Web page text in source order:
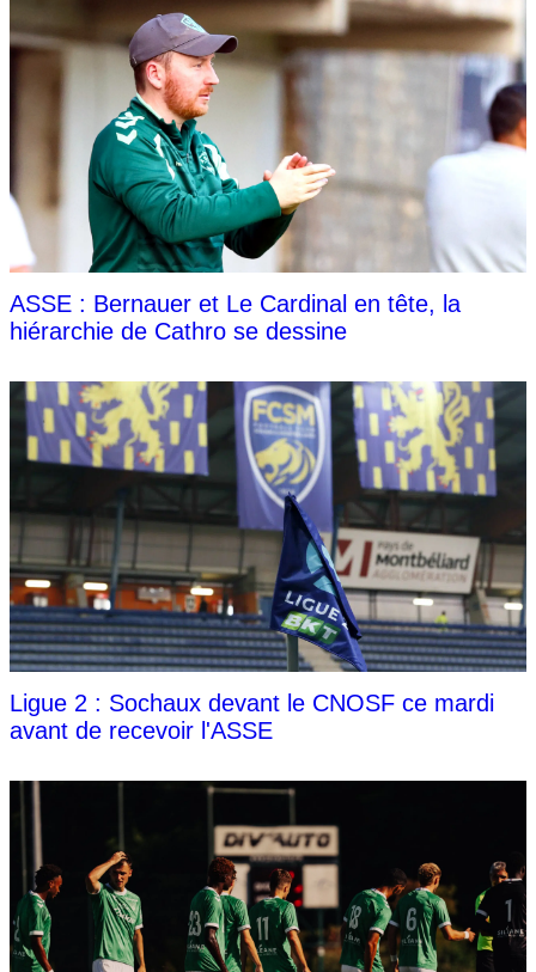
ASSE : Bernauer et Le Cardinal en tête, la
hiérarchie de Cathro se dessine
Ligue 2 : Sochaux devant le CNOSF ce mardi
avant de recevoir l'ASSE